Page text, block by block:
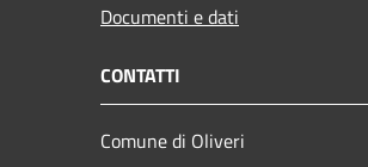
Documenti e dati
CONTATTI
Comune di Oliveri